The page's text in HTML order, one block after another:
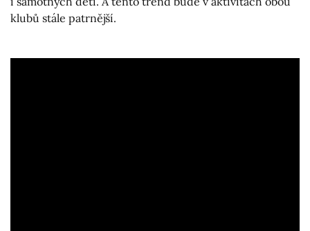
klubů stále patrnější.